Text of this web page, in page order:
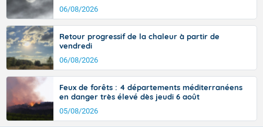
06/08/2026
Retour progressif de la chaleur à partir de
vendredi
06/08/2026
Feux de forêts : 4 départements méditerranéens
en danger très élevé dès jeudi 6 août
05/08/2026